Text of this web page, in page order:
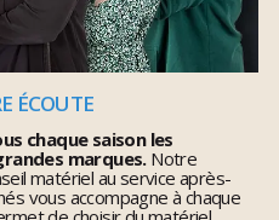
ÉCOUTE
chaque saison les
marques.Notre
matériel au service après-
vous accompagne à chaque